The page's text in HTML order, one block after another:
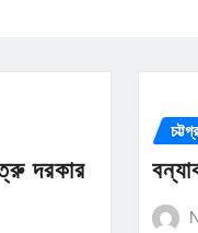
দরকার